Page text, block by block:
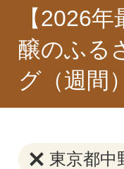
【2026
醸のふる
グ（週間）
東京都中